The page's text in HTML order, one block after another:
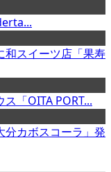
和スイーツ店「果寿
「OITA PORT...
分カボスコーラ」発